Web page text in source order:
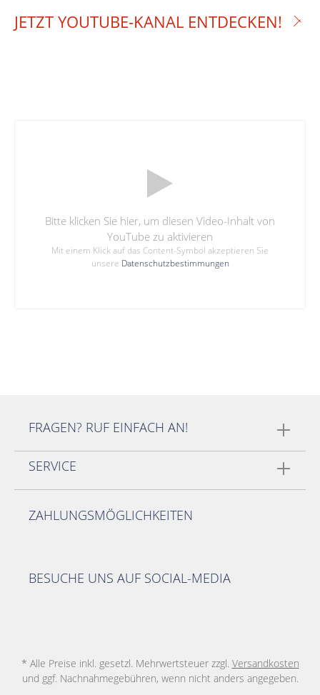
JETZT YOUTUBE-KANAL ENTDECKEN!
Bitte klicken Sie hier, um diesen Video-Inhalt von
YouTube zu aktivieren
Mit einem Klick auf das Content-Symbol akzeptieren Sie
unsere Datenschutzbestimmungen
FRAGEN? RUF EINFACH AN!
SERVICE
ZAHLUNGSMÖGLICHKEITEN
BESUCHE UNS AUF SOCIAL-MEDIA
* Alle Preise inkl. gesetzl. Mehrwertsteuer zzgl. Versandkosten
und ggf. Nachnahmegebühren, wenn nicht anders angegeben.